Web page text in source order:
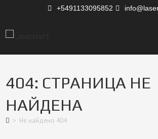
+5491133095852
404: СТРАНИЦА НЕ
НАЙДЕНА
> Не найдено 404